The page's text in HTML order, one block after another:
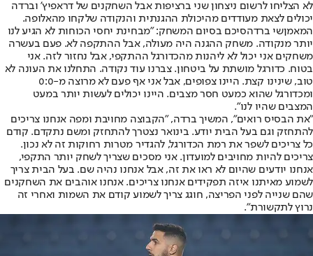
לא הצליחו לרשום ניצחון שני ברציפות אבל השחקנים של דראפיץ' וברדה
יכולים לצאת מעודדים מהיכולת ההגנתית והנקודה שלקחו מהאלופה.
המאמןשי ברדהסיכם בסיום המשחק: "מבחינת יחסי הכוחות לא הגיע לנו
יותר מנקודה. משחק ההגנה היה מעולה, אבל ההתקפה לא. פעם בעשרה
משחקים אני יכול לא ליהנות מהכדורגל ההתקפי, אבל נחזור לזה. אני
בטוח. כדורגל מושתת על ביטחון. צברנו עוד נקודה. התחלנו את העונה לא
טוב, שינינו קצת. היינו צפופים, אבל אני אף פעם לא מרוצה מ-0:0
ומכדורגל שהוא כמעט חסר מצבים. היינו יכולים לעשות יותר במעט
המצבים שהיו לנו".
"את הבסיס רואים", המשיך ברדה, "הקבוצה מחויבת ומפה אנחנו צריכים
להתחזק וגם בעל הבית יודע. בינואר נצטרך להתחזק ומשם נתקדם. קודם
כל צריכים לשפר את רמת הכדורגל, להגדיר מטרות רחוקות זה לא נכון.
צריכים להיות מחויבים למועדון. אני מסכים שצריך לשחק יותר התקפי,
אנחנו יודעים שהיום לא ראו את זה, אבל אנחנו נהיה שם. בעל הבית צריך
לשמוע מאיתנו איזה תפקידים אנחנו צריכים. אנחנו אוהבים את השחקנים
שהם שנייה לפני הפריצה, חוגג צריך לשמוע קודם את השמות ואחרי זה
נרוץ לתקשורת".